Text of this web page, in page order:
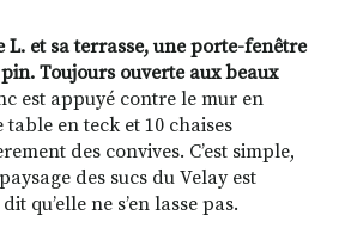
L. et sa terrasse, une porte-fenêtre
Toujours ouverte aux beaux
est appuyé contre le mur en
en teck et 10 chaises
des convives. C’est simple,
des sucs du Velay est
qu’elle ne s’en lasse pas.